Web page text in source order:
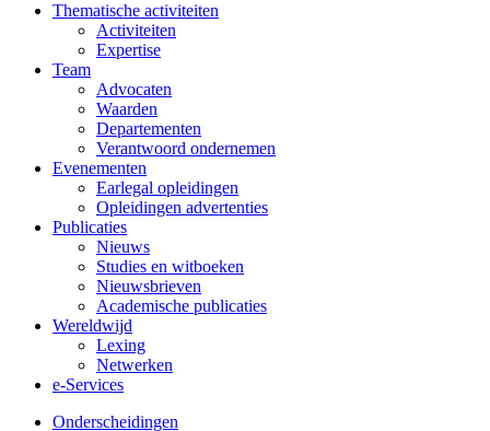
Thematische activiteiten
Activiteiten
Expertise
Team
Advocaten
Waarden
Departementen
Verantwoord ondernemen
Evenementen
Earlegal opleidingen
Opleidingen advertenties
Publicaties
Nieuws
Studies en witboeken
Nieuwsbrieven
Academische publicaties
Wereldwijd
Lexing
Netwerken
e-Services
Onderscheidingen